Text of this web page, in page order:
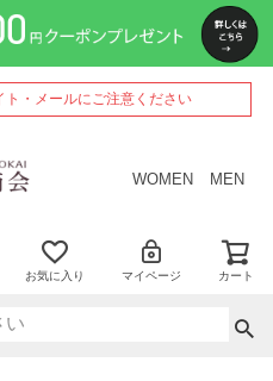
・メールにご注意ください
WOMEN MEN
お気に入り マイページ カート
ペー
ジト
ップ
へ